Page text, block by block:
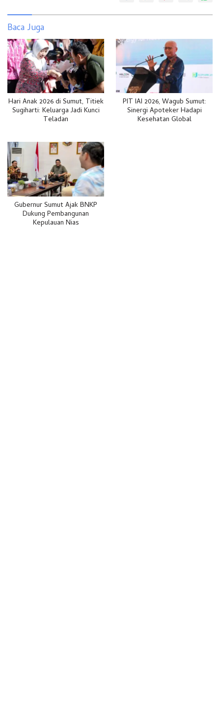
Baca Juga
Hari Anak 2026 di Sumut, Titiek
Sugiharti: Keluarga Jadi Kunci
Teladan
PIT IAI 2026, Wagub Sumut:
Sinergi Apoteker Hadapi
Kesehatan Global
Gubernur Sumut Ajak BNKP
Dukung Pembangunan
Kepulauan Nias